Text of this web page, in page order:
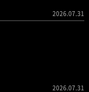
2026.07.31
2026.07.31